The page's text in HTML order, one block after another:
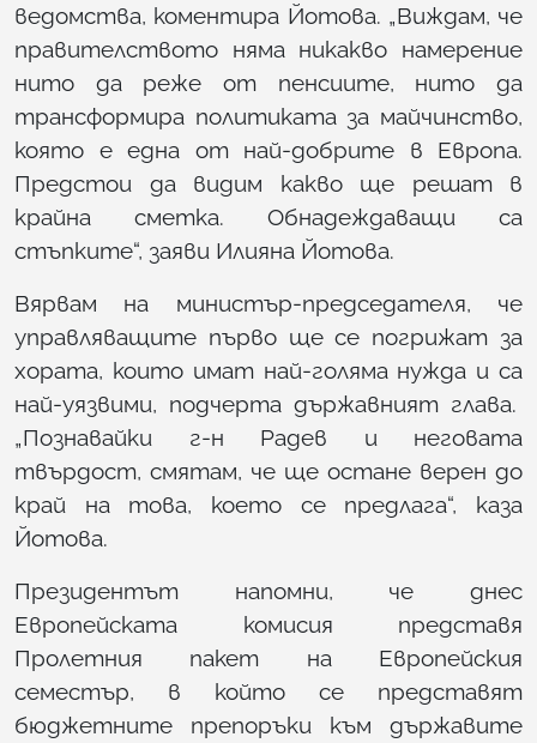
ведомства, коментира Йотова. „Виждам, че
правителството няма никакво намерение
нито да реже от пенсиите, нито да
трансформира политиката за майчинство,
която е една от най-добрите в Европа.
Предстои да видим какво ще решат в
крайна сметка. Обнадеждаващи са
стъпките“, заяви Илияна Йотова.
Вярвам на министър-председателя, че
управляващите първо ще се погрижат за
хората, които имат най-голяма нужда и са
най-уязвими, подчерта държавният глава.
„Познавайки г-н Радев и неговата
твърдост, смятам, че ще остане верен до
край на това, което се предлага“, каза
Йотова.
Президентът напомни, че днес
Европейската комисия представя
Пролетния пакет на Европейския
семестър, в който се представят
бюджетните препоръки към държавите